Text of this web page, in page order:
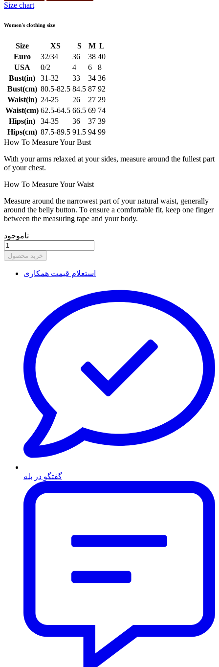
Size chart
Women's clothing size
Size XS S M L
Euro
32/34 36 38 40
USA
0/2 4 6
8
Bust(in)
31-32 33 34 36
Bust(cm) 80.5-82.5 84.5 87 92
Waist(in) 24-25 26 27 29
Waist(cm) 62.5-64.5 66.5 69 74
Hips(in)
34-35 36 37 39
Hips(cm) 87.5-89.5 91.5 94 99
How To Measure Your Bust
With your arms relaxed at your sides, measure around the fullest part
of your chest.
How To Measure Your Waist
Measure around the narrowest part of your natural waist, generally
around the belly button. To ensure a comfortable fit, keep one finger
between the measuring tape and your body.
ناموجود
خرید محصول
استعلام قیمت همکاری
گفتگو در بله